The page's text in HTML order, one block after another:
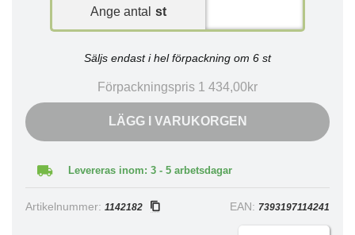
Ange antal st
Säljs endast i hel förpackning om 6 st
Förpackningspris 1 434,00kr
LÄGG I VARUKORGEN
Levereras inom: 3 - 5 arbetsdagar
Artikelnummer: 1142182 EAN: 7393197114241